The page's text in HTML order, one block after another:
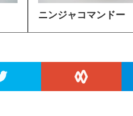
ニンジャコマンドー